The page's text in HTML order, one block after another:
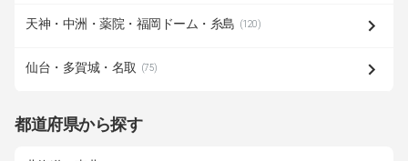
天神・中洲・薬院・福岡ドーム・糸島 (120)
仙台・多賀城・名取 (75)
都道府県から探す